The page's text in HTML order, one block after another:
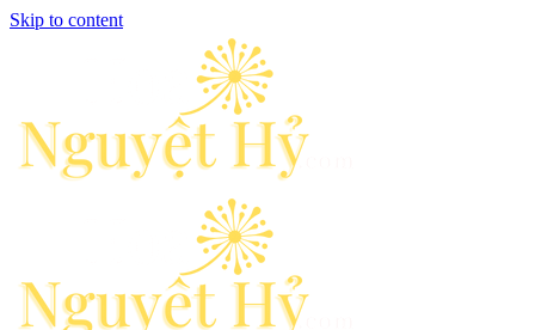
Skip to content